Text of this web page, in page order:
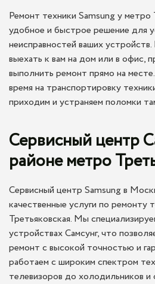
Ремонт техники Samsung у метро
удобное и быстрое решение для
неисправностей ваших
выехать к вам на дом или в офис,
выполнить ремонт прямо на
время на транспортировку
приходим и устраняем поломки
Сервисный центр
районе метро
Сервисный центр Samsung в
качественные услуги по ремонту
Третьяковская. Мы
устройствах Самсунг, что
ремонт с высокой точностью и
работаем с широким спектром
телевизоров до холодильников и